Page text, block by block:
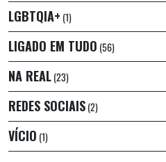
LGBTQIA+ (1)
LIGADO EM TUDO (56)
NA REAL(23)
REDES SOCIAIS(2)
VÍCIO (1)